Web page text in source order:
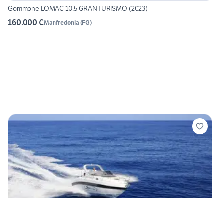
Gommone LOMAC 10.5 GRANTURISMO (2023)
160.000 €Manfredonia (FG)